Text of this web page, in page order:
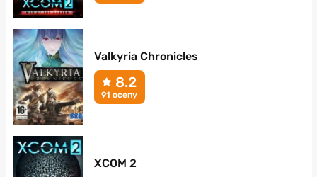
Valkyria Chronicles
8.2
91 oceny
XCOM 2